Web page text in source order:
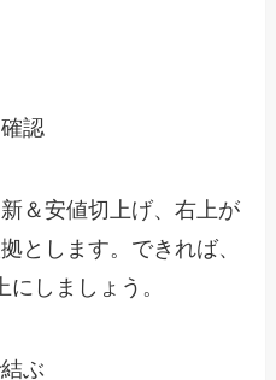
認
＆安値切上げ、右上が
とします。できれば、
にしましょう。
ぶ